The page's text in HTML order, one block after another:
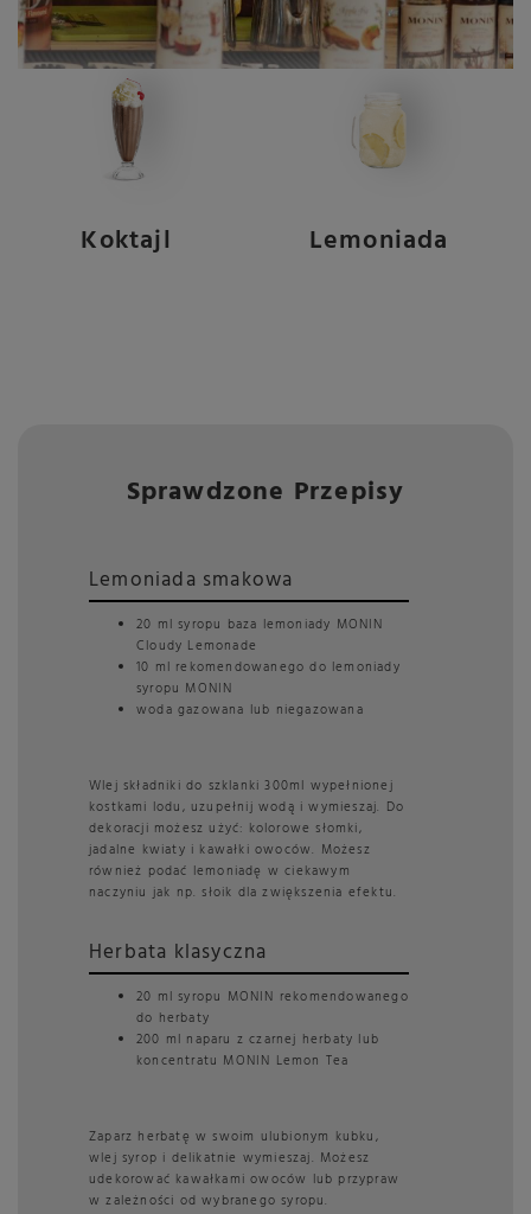
Koktajl Lemoniada
Sprawdzone Przepisy
Lemoniada smakowa
20 ml syropu baza lemoniady MONIN
Cloudy Lemonade
10 ml rekomendowanego do lemoniady
syropu MONIN
woda gazowana lub niegazowana
Wlej składniki do szklanki 300ml wypełnionej
kostkami lodu, uzupełnij wodą i wymieszaj. Do
dekoracji możesz użyć: kolorowe słomki,
jadalne kwiaty i kawałki owoców. Możesz
również podać lemoniadę w ciekawym
naczyniu jak np. słoik dla zwiększenia efektu.
Herbata klasyczna
20 ml syropu MONIN rekomendowanego
do herbaty
200 ml naparu z czarnej herbaty lub
koncentratu MONIN Lemon Tea
Zaparz herbatę w swoim ulubionym kubku,
wlej syrop i delikatnie wymieszaj. Możesz
udekorować kawałkami owoców lub przypraw
w zależności od wybranego syropu.